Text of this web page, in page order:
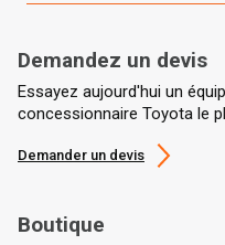
Demandez un devis
Essayez aujourd'hui un
concessionnaire Toyota le
Demander un devis
Boutique